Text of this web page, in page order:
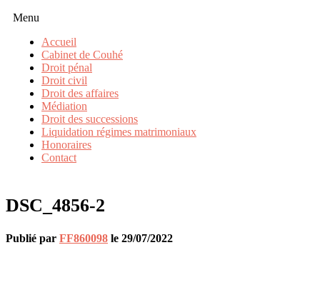
Menu
Accueil
Cabinet de Couhé
Droit pénal
Droit civil
Droit des affaires
Médiation
Droit des successions
Liquidation régimes matrimoniaux
Honoraires
Contact
DSC_4856-2
Publié par FF860098 le 29/07/2022